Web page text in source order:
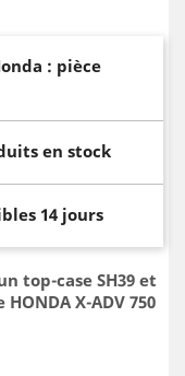
: pièce
en stock
14 jours
top-case SH39 et
X-ADV 750